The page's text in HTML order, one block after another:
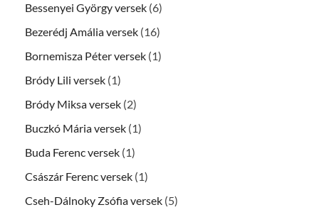
Bessenyei György versek (6)
Bezerédj Amália versek (16)
Bornemisza Péter versek (1)
Bródy Lili versek (1)
Bródy Miksa versek (2)
Buczkó Mária versek (1)
Buda Ferenc versek (1)
Császár Ferenc versek (1)
Cseh-Dálnoky Zsófia versek (5)